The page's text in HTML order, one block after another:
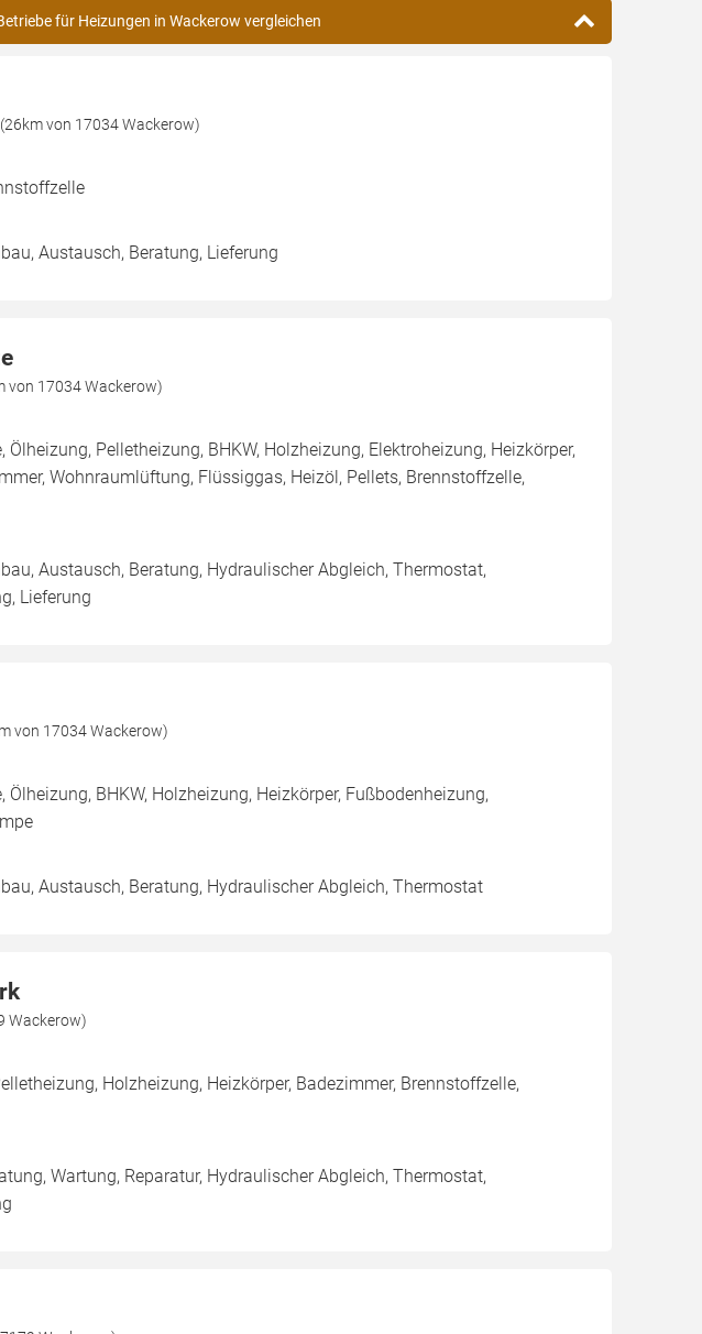
für Heizungen in Wackerow vergleichen
von 17034 Wackerow)
Austausch, Beratung, Lieferung
von 17034 Wackerow)
Pelletheizung, BHKW, Holzheizung, Elektroheizung, Heizkörper,
Wohnraumlüftung, Flüssiggas, Heizöl, Pellets, Brennstoffzelle,
Austausch, Beratung, Hydraulischer Abgleich, Thermostat,
Lieferung
von 17034 Wackerow)
BHKW, Holzheizung, Heizkörper, Fußbodenheizung,
Austausch, Beratung, Hydraulischer Abgleich, Thermostat
Wackerow)
Holzheizung, Heizkörper, Badezimmer, Brennstoffzelle,
Wartung, Reparatur, Hydraulischer Abgleich, Thermostat,